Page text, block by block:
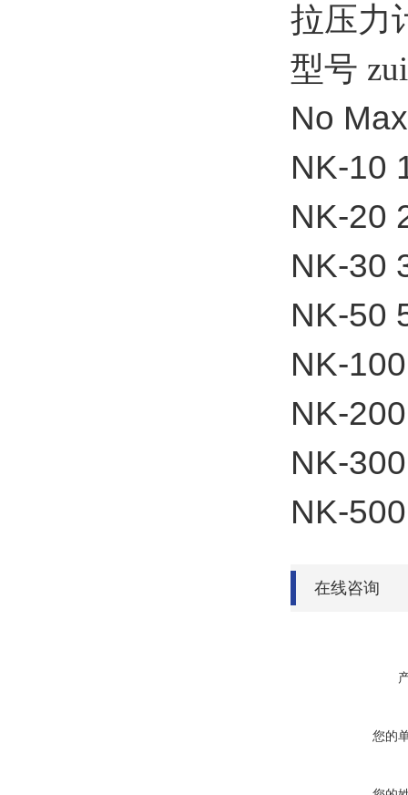
拉压力
型号
No
NK-10
NK-20
NK-30
NK-50
NK-
NK-
NK-
NK-
在线咨询
您的